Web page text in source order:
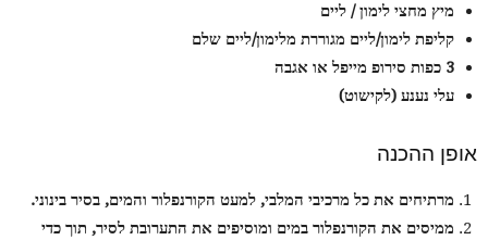
מיץ מחצי לימון / ליים
קליפת לימון/ליים מגוררת מלימון/ליים שלם
3 כפות סירופ מייפל או אגבה
עלי נענע (לקישוט)
אופן ההכנה
מרתיחים את כל מרכיבי המלבי, למעט הקורנפלור והמים, בסיר בינוני.
ממיסים את הקורנפלור במים ומוסיפים את התערובת לסיר, תוך כדי